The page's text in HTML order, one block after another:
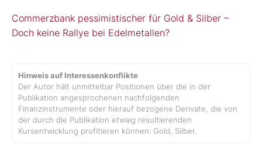
Commerzbank pessimistischer für Gold & Silber –
Doch keine Rallye bei Edelmetallen?
Hinweis auf Interessenkonflikte
Der Autor hält unmittelbar Positionen über die in der
Publikation angesprochenen nachfolgenden
Finanzinstrumente oder hierauf bezogene Derivate, die von
der durch die Publikation etwaig resultierenden
Kursentwicklung profitieren können: Gold, Silber.